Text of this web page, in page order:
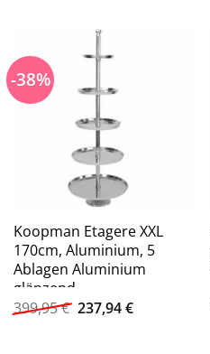
-38%
Koopman Etagere XXL
170cm, Aluminium, 5
Ablagen Aluminium
glänzend
399,95€ Ursprünglicher
Preis
237,94€Aktueller